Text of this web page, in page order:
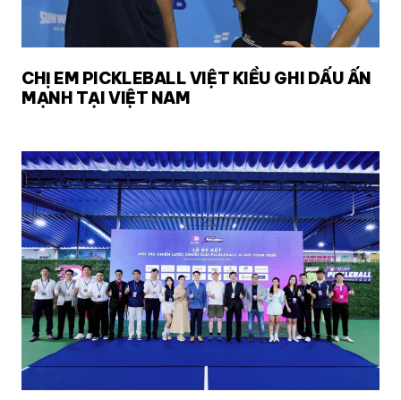
CHỊ EM PICKLEBALL VIỆT KIỀU GHI DẤU ẤN
MẠNH TẠI VIỆT NAM